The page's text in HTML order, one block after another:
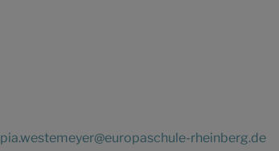
pia.westemeyer@europaschule-rheinberg.de